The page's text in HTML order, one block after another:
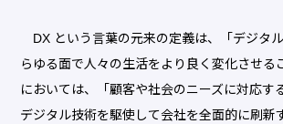
DX という言葉の元来の定義は、「デジタ
らゆる面で人々の生活をより良く変化させる
においては、「顧客や社会のニーズに対応す
デジタル技術を駆使して会社を全面的に刷新